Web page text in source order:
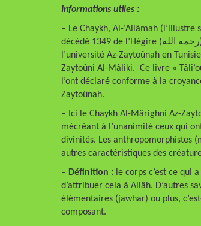
Informations utiles :
– Le Chaykh, Al-‘Allâmah
décédé 1349 de l’Hégire (رحمه الله), c’est-à-dire il y a environ 85 ans. Il était l’un des savants de référence de
l’université Az-Zaytoûnah en
Zaytoûni Al-Mâliki. Ce livre «
l’ont déclaré conforme à la
Zaytoûnah.
– Ici le Chaykh Al-Mârighni Az-
mécréant à l’unanimité ceux qui
divinités. Les anthropomorphistes
autres caractéristiques des
– Définition : le corps c’est ce qui
d’attribuer cela à Allâh. D’autres
élémentaires (jawhar) ou plus,
composant.